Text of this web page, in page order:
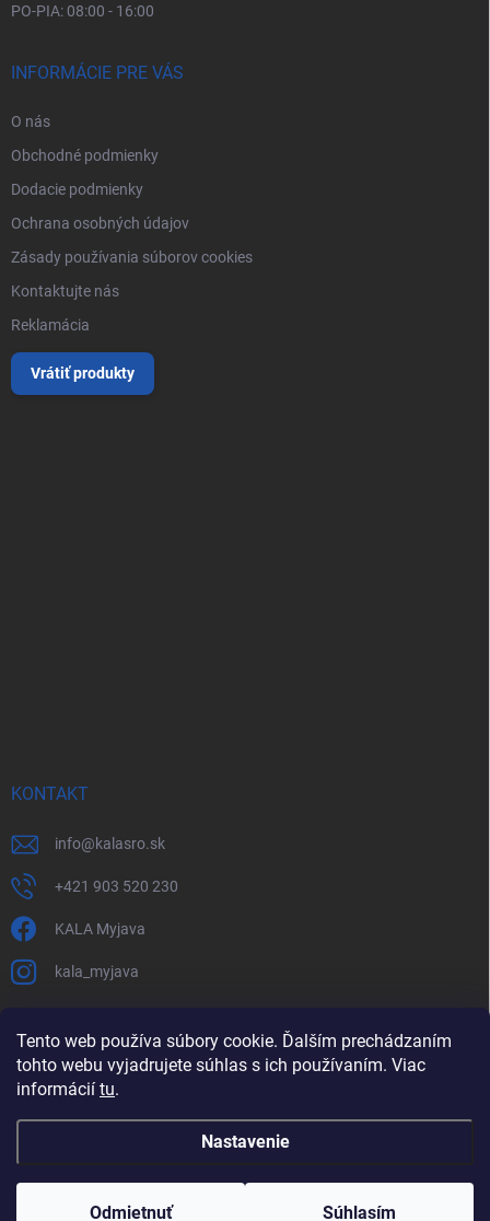
Tento web používa súbory cookie. Ďalším prechádzaním
tohto webu vyjadrujete súhlas s ich používaním. Viac
informácií tu.
Nastavenie
Odmietnuť Súhlasím
PO-PIA: 08:00 - 16:00
INFORMÁCIE PRE VÁS
O nás
Obchodné podmienky
Dodacie podmienky
Ochrana osobných údajov
Zásady používania súborov cookies
Kontaktujte nás
Reklamácia
Vrátiť produkty
KONTAKT
info@kalasro.sk
+421 903 520 230
KALA Myjava
kala_myjava
Copyright 2026KALA Myjava s. r. o.. Všetky práva vyhradené.Upraviť